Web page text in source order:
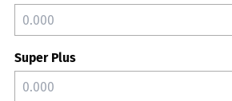
Super Plus